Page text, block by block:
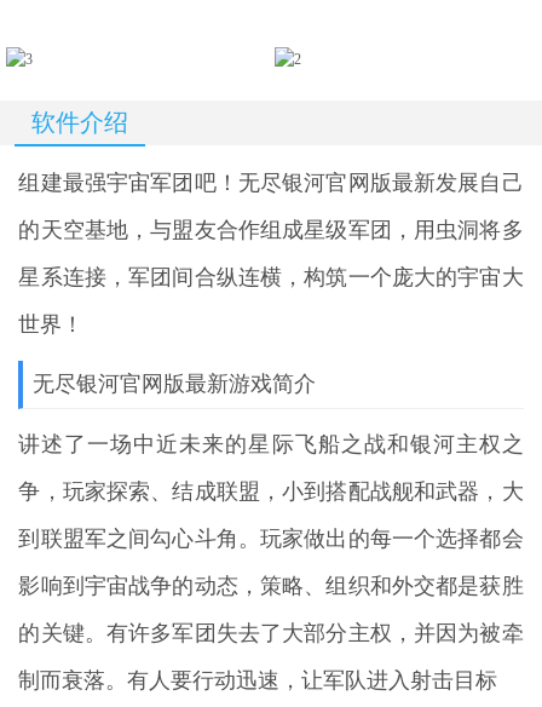
软件介绍
组建最强宇宙军团吧！ 无尽银河官网版最新发展自己
的天空基地，与盟友合作组成星级军团，用虫洞将多
星系连接，军团间合纵连横，构筑一个庞大的宇宙大
世界！
无尽银河官网版最新游戏简介
讲述了一场中近未来的星际飞船之战和银河主权之
争，玩家探索、结成联盟，小到搭配战舰和武器，大
到联盟军之间勾心斗角。玩家做出的每一个选择都会
影响到宇宙战争的动态，策略、组织和外交都是获胜
的关键。有许多军团失去了大部分主权，并因为被牵
制而衰落。有人要行动迅速，让军队进入射击目标